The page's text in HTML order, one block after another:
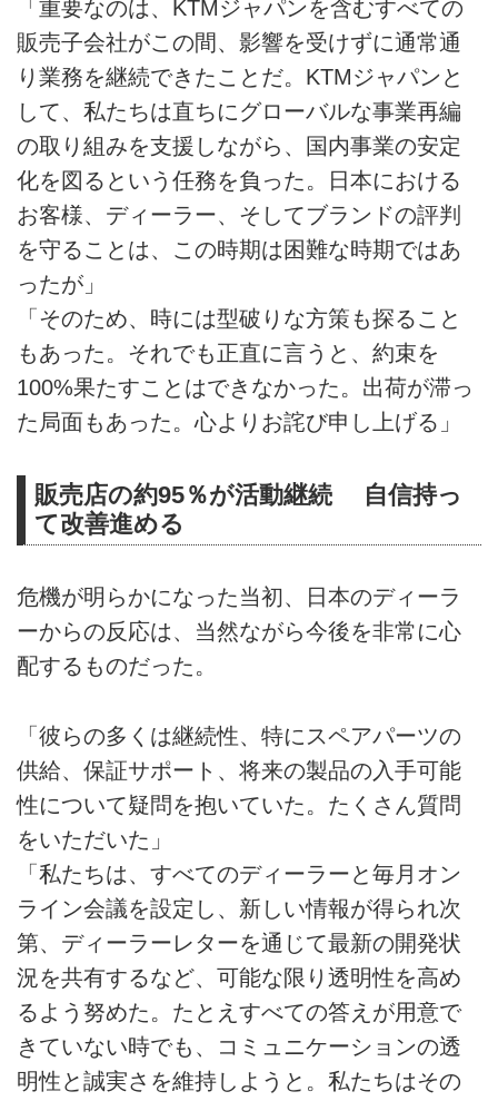
「重要なのは、KTMジャパンを含むすべての
販売子会社がこの間、影響を受けずに通常通
り業務を継続できたことだ。KTMジャパンと
して、私たちは直ちにグローバルな事業再編
の取り組みを支援しながら、国内事業の安定
化を図るという任務を負った。日本における
お客様、ディーラー、そしてブランドの評判
を守ることは、この時期は困難な時期ではあ
ったが」
「そのため、時には型破りな方策も探ること
もあった。それでも正直に言うと、約束を
100%果たすことはできなかった。出荷が滞っ
た局面もあった。心よりお詫び申し上げる」
販売店の約95％が活動継続 自信持っ
て改善進める
危機が明らかになった当初、日本のディーラ
ーからの反応は、当然ながら今後を非常に心
配するものだった。
「彼らの多くは継続性、特にスペアパーツの
供給、保証サポート、将来の製品の入手可能
性について疑問を抱いていた。たくさん質問
をいただいた」
「私たちは、すべてのディーラーと毎月オン
ライン会議を設定し、新しい情報が得られ次
第、ディーラーレターを通じて最新の開発状
況を共有するなど、可能な限り透明性を高め
るよう努めた。たとえすべての答えが用意で
きていない時でも、コミュニケーションの透
明性と誠実さを維持しようと。私たちはその